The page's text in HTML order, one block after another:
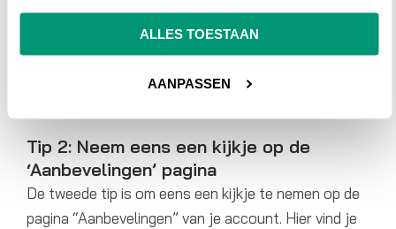
ALLES TOESTAAN
AANPASSEN
Tip 2: Neem eens een kijkje op de
‘Aanbevelingen’ pagina
De tweede tip is om eens een kijkje te nemen op de
pagina “Aanbevelingen” van je account. Hier vind je